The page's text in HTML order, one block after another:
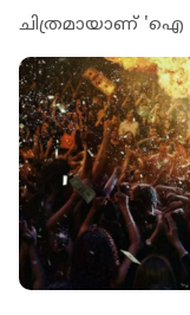
ചിത്രമായാണ് 'ഐ